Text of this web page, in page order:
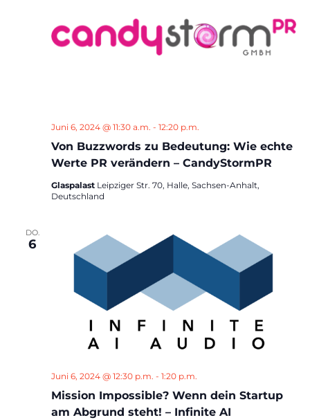
Von Buzzwords zu Bedeutung: Wie echte
Werte PR verändern – CandyStormPR
Juni 6, 2024 @ 11:30 a.m. - 12:20 p.m.
Glaspalast Leipziger Str. 70, Halle, Sachsen-Anhalt,
Deutschland
DO.
6
Mission Impossible? Wenn dein Startup
am Abgrund steht! – Infinite AI
Juni 6, 2024 @ 12:30 p.m. - 1:20 p.m.